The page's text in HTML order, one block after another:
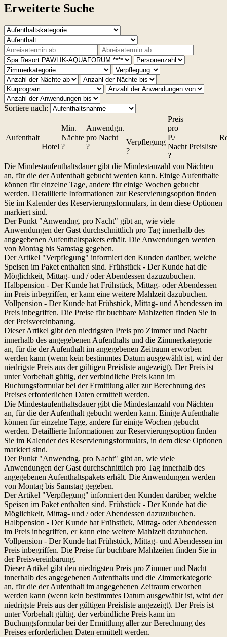
Erweiterte Suche
Sortiere nach:
Aufenthalt
Hotel
Min.
Nächte
?
Anwendgn.
pro Nacht
?
Verpflegung
?
Preis
pro
P./
Nacht
?
Preisliste
Die Mindestaufenthaltsdauer gibt die Mindestanzahl von Nächten
an, für die der Aufenthalt gebucht werden kann. Einige Aufenthalte
können für einzelne Tage, andere für einige Wochen gebucht
werden. Detaillierte Informationen zur Reservierungsoption finden
Sie im Kalender des Reservierungsformulars, in dem diese Optionen
markiert sind.
Der Punkt "Anwendng. pro Nacht" gibt an, wie viele
Anwendungen der Gast durchschnittlich pro Tag innerhalb des
angegebenen Aufenthaltspakets erhält. Die Anwendungen werden
von Montag bis Samstag gegeben.
Der Artikel "Verpflegung" informiert den Kunden darüber, welche
Speisen im Paket enthalten sind. Frühstück - Der Kunde hat die
Möglichkeit, Mittag- und / oder Abendessen dazuzubuchen.
Halbpension - Der Kunde hat Frühstück, Mittag- oder Abendessen
im Preis inbegriffen, er kann eine weitere Mahlzeit dazubuchen.
Vollpension - Der Kunde hat Frühstück, Mittag- und Abendessen im
Preis inbegriffen. Die Preise für buchbare Mahlzeiten finden Sie in
der Preisvereinbarung.
Dieser Artikel gibt den niedrigsten Preis pro Zimmer und Nacht
innerhalb des angegebenen Aufenthalts und die Zimmerkategorie
an, für die der Aufenthalt im angegebenen Zeitraum erworben
werden kann (wenn kein bestimmtes Datum ausgewählt ist, wird der
niedrigste Preis aus der gültigen Preisliste angezeigt). Der Preis ist
unter Vorbehalt gültig, der verbindliche Preis kann im
Buchungsformular bei der Ermittlung aller zur Berechnung des
Preises erforderlichen Daten ermittelt werden.
Die Mindestaufenthaltsdauer gibt die Mindestanzahl von Nächten
an, für die der Aufenthalt gebucht werden kann. Einige Aufenthalte
können für einzelne Tage, andere für einige Wochen gebucht
werden. Detaillierte Informationen zur Reservierungsoption finden
Sie im Kalender des Reservierungsformulars, in dem diese Optionen
markiert sind.
Der Punkt "Anwendng. pro Nacht" gibt an, wie viele
Anwendungen der Gast durchschnittlich pro Tag innerhalb des
angegebenen Aufenthaltspakets erhält. Die Anwendungen werden
von Montag bis Samstag gegeben.
Der Artikel "Verpflegung" informiert den Kunden darüber, welche
Speisen im Paket enthalten sind. Frühstück - Der Kunde hat die
Möglichkeit, Mittag- und / oder Abendessen dazuzubuchen.
Halbpension - Der Kunde hat Frühstück, Mittag- oder Abendessen
im Preis inbegriffen, er kann eine weitere Mahlzeit dazubuchen.
Vollpension - Der Kunde hat Frühstück, Mittag- und Abendessen im
Preis inbegriffen. Die Preise für buchbare Mahlzeiten finden Sie in
der Preisvereinbarung.
Dieser Artikel gibt den niedrigsten Preis pro Zimmer und Nacht
innerhalb des angegebenen Aufenthalts und die Zimmerkategorie
an, für die der Aufenthalt im angegebenen Zeitraum erworben
werden kann (wenn kein bestimmtes Datum ausgewählt ist, wird der
niedrigste Preis aus der gültigen Preisliste angezeigt). Der Preis ist
unter Vorbehalt gültig, der verbindliche Preis kann im
Buchungsformular bei der Ermittlung aller zur Berechnung des
Preises erforderlichen Daten ermittelt werden.